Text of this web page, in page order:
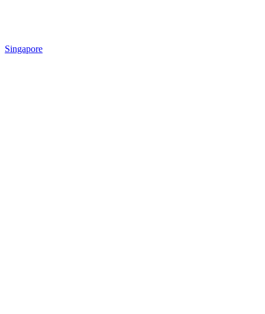
Singapore